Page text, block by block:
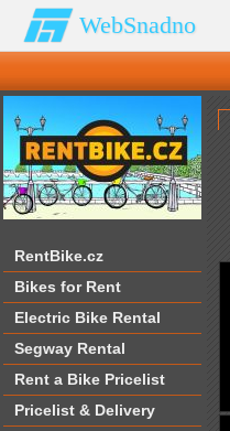
WebSnadno
RentBike.cz
Bikes for Rent
Electric Bike Rental
Segway Rental
Rent a Bike Pricelist
Pricelist & Delivery